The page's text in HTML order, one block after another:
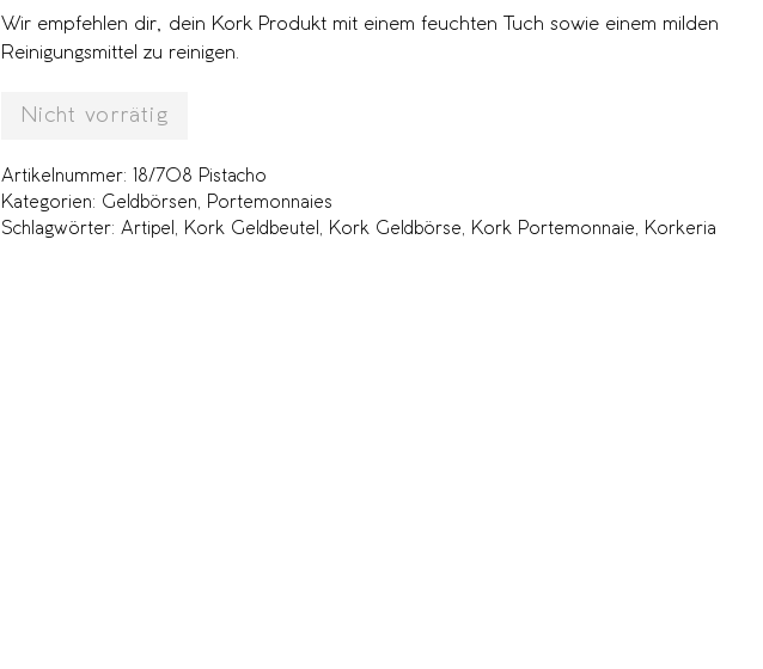
Wir empfehlen dir, dein Kork Produkt mit einem feuchten Tuch sowie einem milden
Reinigungsmittel zu reinigen.
Nicht vorrätig
Artikelnummer:
18/708 Pistacho
Kategorien: Geldbörsen, Portemonnaies
Schlagwörter: Artipel , Kork Geldbeutel , Kork Geldbörse, Kork Portemonnaie, Korkeria